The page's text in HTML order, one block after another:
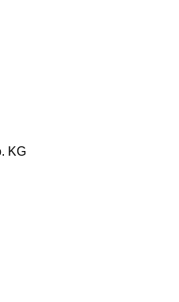
KG